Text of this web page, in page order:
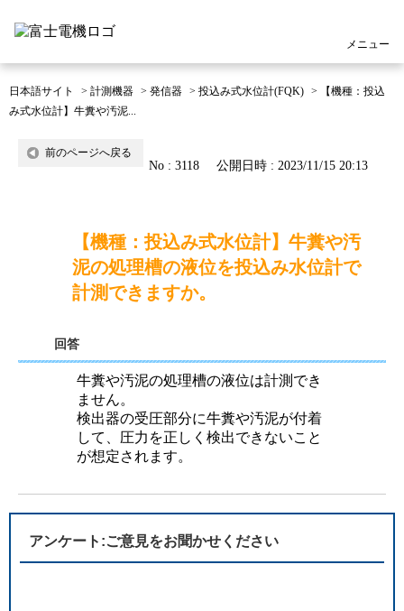
メニュー
日本語サイト > 計測機器 > 発信器 > 投込み式水位計(FQK) >
【機種：投込
み式水位計】牛糞や汚泥...
前のページへ戻る
No : 3118 公開日時 : 2023/11/15 20:13
【機種：投込み式水位計】牛糞や汚
泥の処理槽の液位を投込み水位計で
計測できますか。
回答
牛糞や汚泥の処理槽の液位は計測でき
ません。
検出器の受圧部分に牛糞や汚泥が付着
して、圧力を正しく検出できないこと
が想定されます。
アンケート:ご意見をお聞かせください